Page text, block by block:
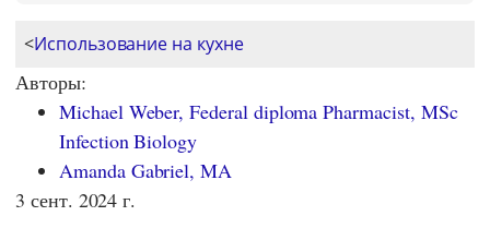
<Использование на кухне
Авторы:
Michael Weber, Federal diploma Pharmacist, MSc
Infection Biology
Amanda Gabriel, MA
3 сент. 2024 г.